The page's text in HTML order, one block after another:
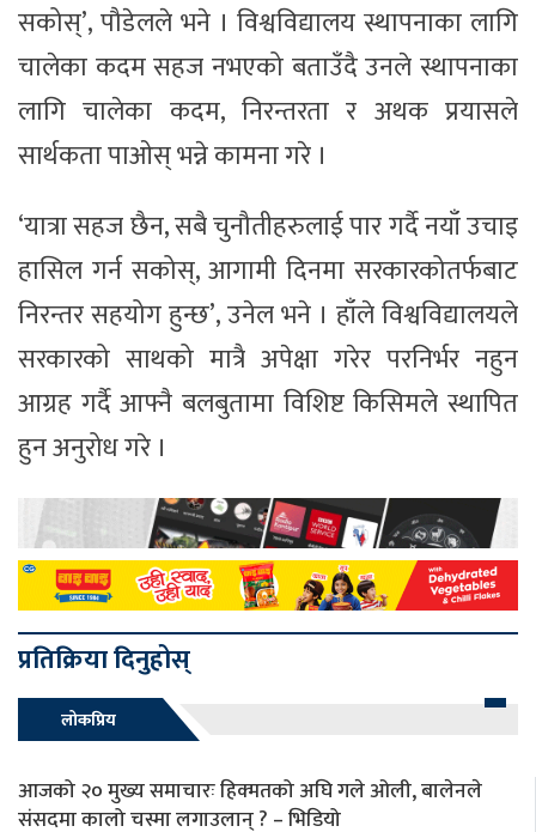
सकोस्’, पौडेलले भने । विश्वविद्यालय स्थापनाका लागि
चालेका कदम सहज नभएको बताउँदै उनले स्थापनाका
लागि चालेका कदम, निरन्तरता र अथक प्रयासले
सार्थकता पाओस् भन्ने कामना गरे ।
‘यात्रा सहज छैन, सबै चुनौतीहरुलाई पार गर्दै नयाँ उचाइ
हासिल गर्न सकोस्, आगामी दिनमा सरकारकोतर्फबाट
निरन्तर सहयोग हुन्छ’, उनेल भने । हाँले विश्वविद्यालयले
सरकारको साथको मात्रै अपेक्षा गरेर परनिर्भर नहुन
आग्रह गर्दै आफ्नै बलबुतामा विशिष्ट किसिमले स्थापित
हुन अनुरोध गरे ।
प्रतिक्रिया दिनुहोस्
लोकप्रिय
आजको २० मुख्य समाचारः हिक्मतको अघि गले ओली, बालेनले
संसदमा कालो चस्मा लगाउलान् ? – भिडियो